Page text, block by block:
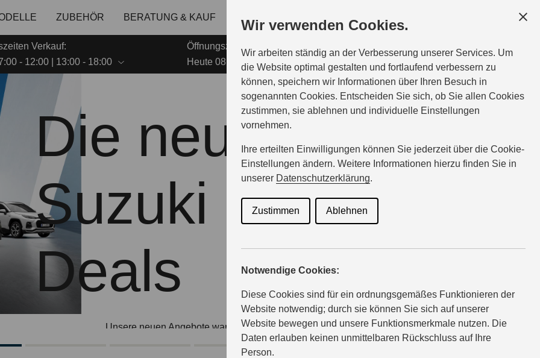
Wir verwenden Cookies.
Wir arbeiten ständig an der Verbesserung unserer Services. Um
die Website optimal gestalten und fortlaufend verbessern zu
können, speichern wir Informationen über Ihren Besuch in
sogenannten Cookies. Entscheiden Sie sich, ob Sie allen Cookies
zustimmen, sie ablehnen und individuelle Einstellungen
vornehmen.
Ihre erteilten Einwilligungen können Sie jederzeit über die Cookie-
Einstellungen ändern. Weitere Informationen hierzu finden Sie in
unserer Datenschutzerklärung.
Zustimmen Ablehnen
Notwendige Cookies:
Diese Cookies sind für ein ordnungsgemäßes Funktionieren der
Website notwendig; durch sie können Sie sich auf unserer
Website bewegen und unsere Funktionsmerkmale nutzen. Die
Daten erlauben keinen unmittelbaren Rückschluss auf Ihre
Person.
ZUBEHÖR BERATUNG & KAUF
Verkauf:
- 12:00 | 13:00 - 18:00
Öffnungszeiten Service:
Heute 08:00 - 12:00 | 13:00 - 15:00
steiner@suzuki-handel.de
Die neuen
Suzuki
Deals
Unsere neuen Angebote warten schon auf Sie.
Informieren Sie sich jetzt bei uns.